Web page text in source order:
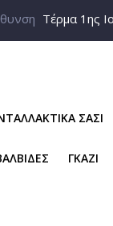
Τέρμα 1ης
ΣΑΣΙ
ΓΚΑΖΙ